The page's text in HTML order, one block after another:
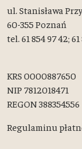
ul. Stanisława
60-355 Poznań
tel. 61 854 97 42; 61
KRS 0000887650
NIP 7812018471
REGON 388354556
Regulaminu